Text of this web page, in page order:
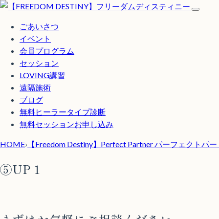
ごあいさつ
イベント
会員プログラム
セッション
LOVING講習
遠隔施術
ブログ
無料ヒーラータイプ診断
無料セッションお申し込み
HOME› 【Freedom Destiny】Perfect Partner パーフェクトパ
⑤UP１